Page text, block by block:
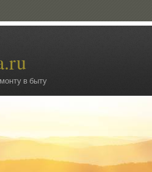
в быту